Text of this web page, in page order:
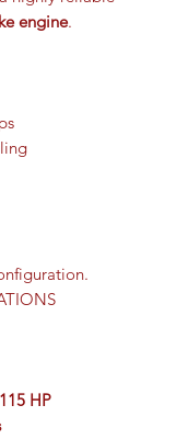
engine.
115 HP